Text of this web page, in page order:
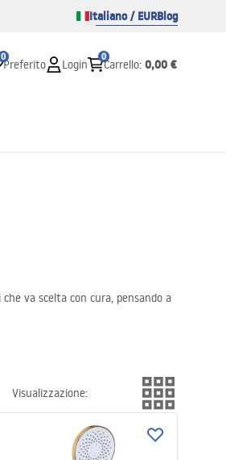
Italiano / EURBlog
0
Preferito Login
0
Carrello: 0,00 €
va scelta con cura, pensando a
Visualizzazione: